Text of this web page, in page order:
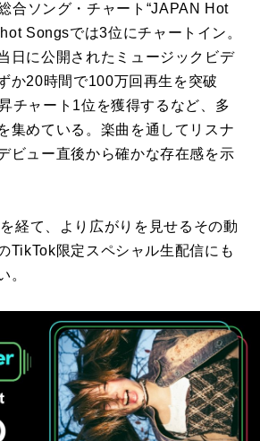
合ソング・チャート“JAPAN Hot
Songsでは3位にチャートイン。
日に公開されたミュージックビデ
か20時間で100万回再生を突破
チャート1位を獲得するなど、多
集めている。楽曲を通してリスナ
ビュー直後から確かな存在感を示
経て、より広がりを見せるその動
TikTok限定スペシャル生配信にも
。